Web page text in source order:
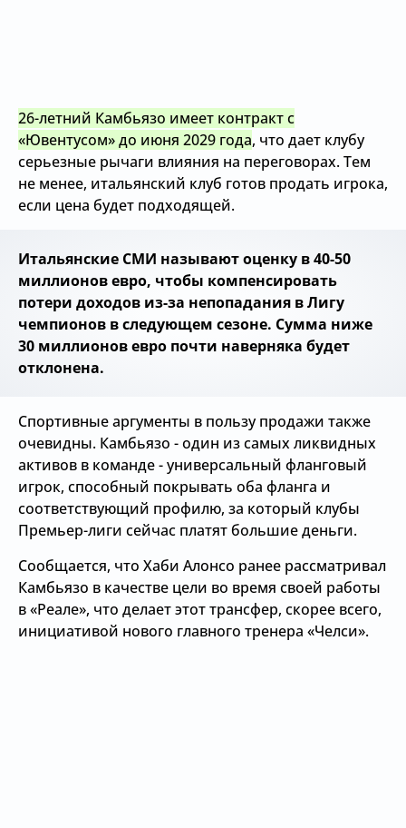
26-летний Камбьязо имеет контракт с
«Ювентусом» до июня 2029 года, что дает клубу
серьезные рычаги влияния на переговорах. Тем
не менее, итальянский клуб готов продать игрока,
если цена будет подходящей.
Итальянские СМИ называют оценку в 40-50
миллионов евро, чтобы компенсировать
потери доходов из-за непопадания в Лигу
чемпионов в следующем сезоне. Сумма ниже
30 миллионов евро почти наверняка будет
отклонена.
Спортивные аргументы в пользу продажи также
очевидны. Камбьязо - один из самых ликвидных
активов в команде - универсальный фланговый
игрок, способный покрывать оба фланга и
соответствующий профилю, за который клубы
Премьер-лиги сейчас платят большие деньги.
Сообщается, что Хаби Алонсо ранее рассматривал
Камбьязо в качестве цели во время своей работы
в «Реале», что делает этот трансфер, скорее всего,
инициативой нового главного тренера «Челси».